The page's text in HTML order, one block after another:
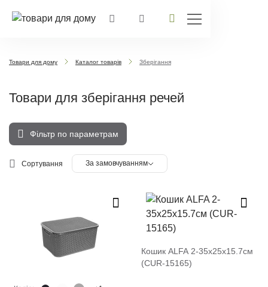
Товари для дому Каталог товарів Зберігання
Товари для зберігання речей
Фільтр по параметрам
Сортування За замовчуванням
Кошик ALFA 2-35х25х15.7см
(CUR-15165)